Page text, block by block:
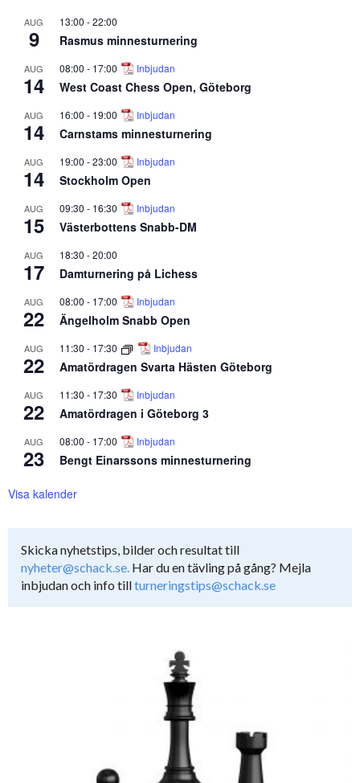
AUG
9
13:00 -22:00
Rasmus minnesturnering
AUG
14
08:00 - 17:00 Inbjudan
West Coast Chess Open, Göteborg
AUG
14
16:00 - 19:00 Inbjudan
Carnstams minnesturnering
AUG
14
19:00 -23:00 Inbjudan
Stockholm Open
AUG
15
09:30 - 16:30 Inbjudan
Västerbottens Snabb-DM
AUG
17
18:30 -20:00
Damturnering på Lichess
AUG
22
08:00 - 17:00 Inbjudan
Ängelholm Snabb Open
AUG
22
11:30 - 17:30 Inbjudan
Amatördragen Svarta Hästen Göteborg
AUG
22
11:30 - 17:30 Inbjudan
Amatördragen i Göteborg 3
AUG
23
08:00 - 17:00 Inbjudan
Bengt Einarssons minnesturnering
Visa kalender
Skicka nyhetstips, bilder och resultat till
nyheter@schack.se. Har du en tävling på gång? Mejla
inbjudan och info tillturneringstips@schack.se